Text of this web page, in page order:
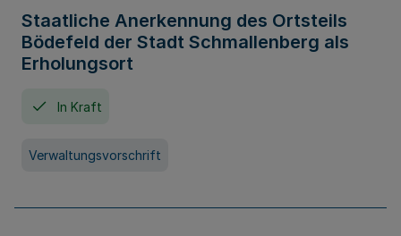
Staatliche Anerkennung des Ortsteils
Bödefeld der Stadt Schmallenberg als
Erholungsort
In Kraft
Verwaltungsvorschrift